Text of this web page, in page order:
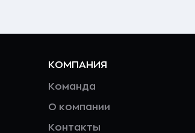
КОМПАНИЯ
Команда
О компании
Контакты